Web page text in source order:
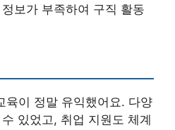
보가 부족하여 구직 활동
육이 정말 유익했어요. 다양
있었고, 취업 지원도 체계